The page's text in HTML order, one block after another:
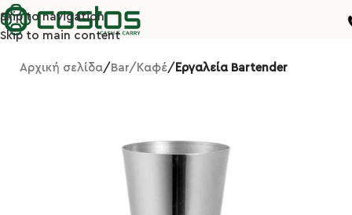
Skip to navigation
Skip to main content
Αρχική σελίδα Bar/Καφέ Εργαλεία Bartender